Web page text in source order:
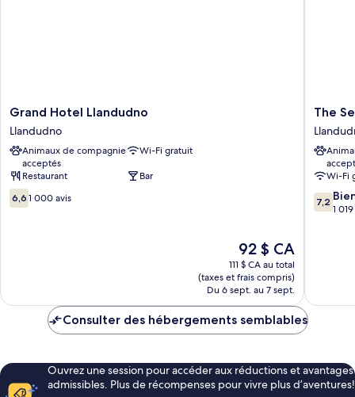
Grand
Hotel
Llandudno
Llandudno
Grand Hotel Llandudno
Llandudno
Animaux de compagnie
acceptés
Wi-Fi gratuit
Restaurant
Bar
6.6
sur
6,6 1 000 avis
Le
prix
est
de
92 $ CA
92 $ CA
111 $ CA au total
(taxes et frais compris)
Du 6 sept. au 7 sept.
The
Seafront
Hotel
by
The
Wi-Fi
7.2
sur
7,2
1
Consulter des hébergements semblables
Ouvrez une session pour accéder aux réductions et avantages
admissibles. Plus de récompenses pour vivre plus d’aventures!